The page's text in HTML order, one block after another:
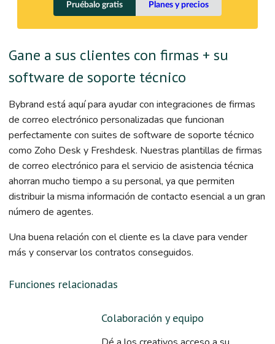
Pruébalo gratis Planes y precios
Gane a sus clientes con firmas + su
software de soporte técnico
Bybrand está aquí para ayudar con integraciones de firmas
de correo electrónico personalizadas que funcionan
perfectamente con suites de software de soporte técnico
como Zoho Desk y Freshdesk. Nuestras plantillas de firmas
de correo electrónico para el servicio de asistencia técnica
ahorran mucho tiempo a su personal, ya que permiten
distribuir la misma información de contacto esencial a un gran
número de agentes.
Una buena relación con el cliente es la clave para vender
más y conservar los contratos conseguidos.
Funciones relacionadas
Colaboración y equipo